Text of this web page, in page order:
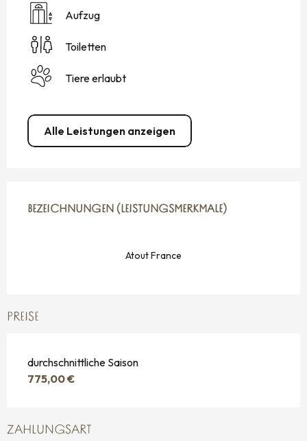
Aufzug
Toiletten
Tiere erlaubt
Alle Leistungen anzeigen
BEZEICHNUNGEN (LEISTUNGSMERKMALE)
BEZEICHNUNGEN (LEISTUNGSMERKMALE)
Atout France
PREISE
durchschnittliche Saison
775,00 €
ZAHLUNGSART